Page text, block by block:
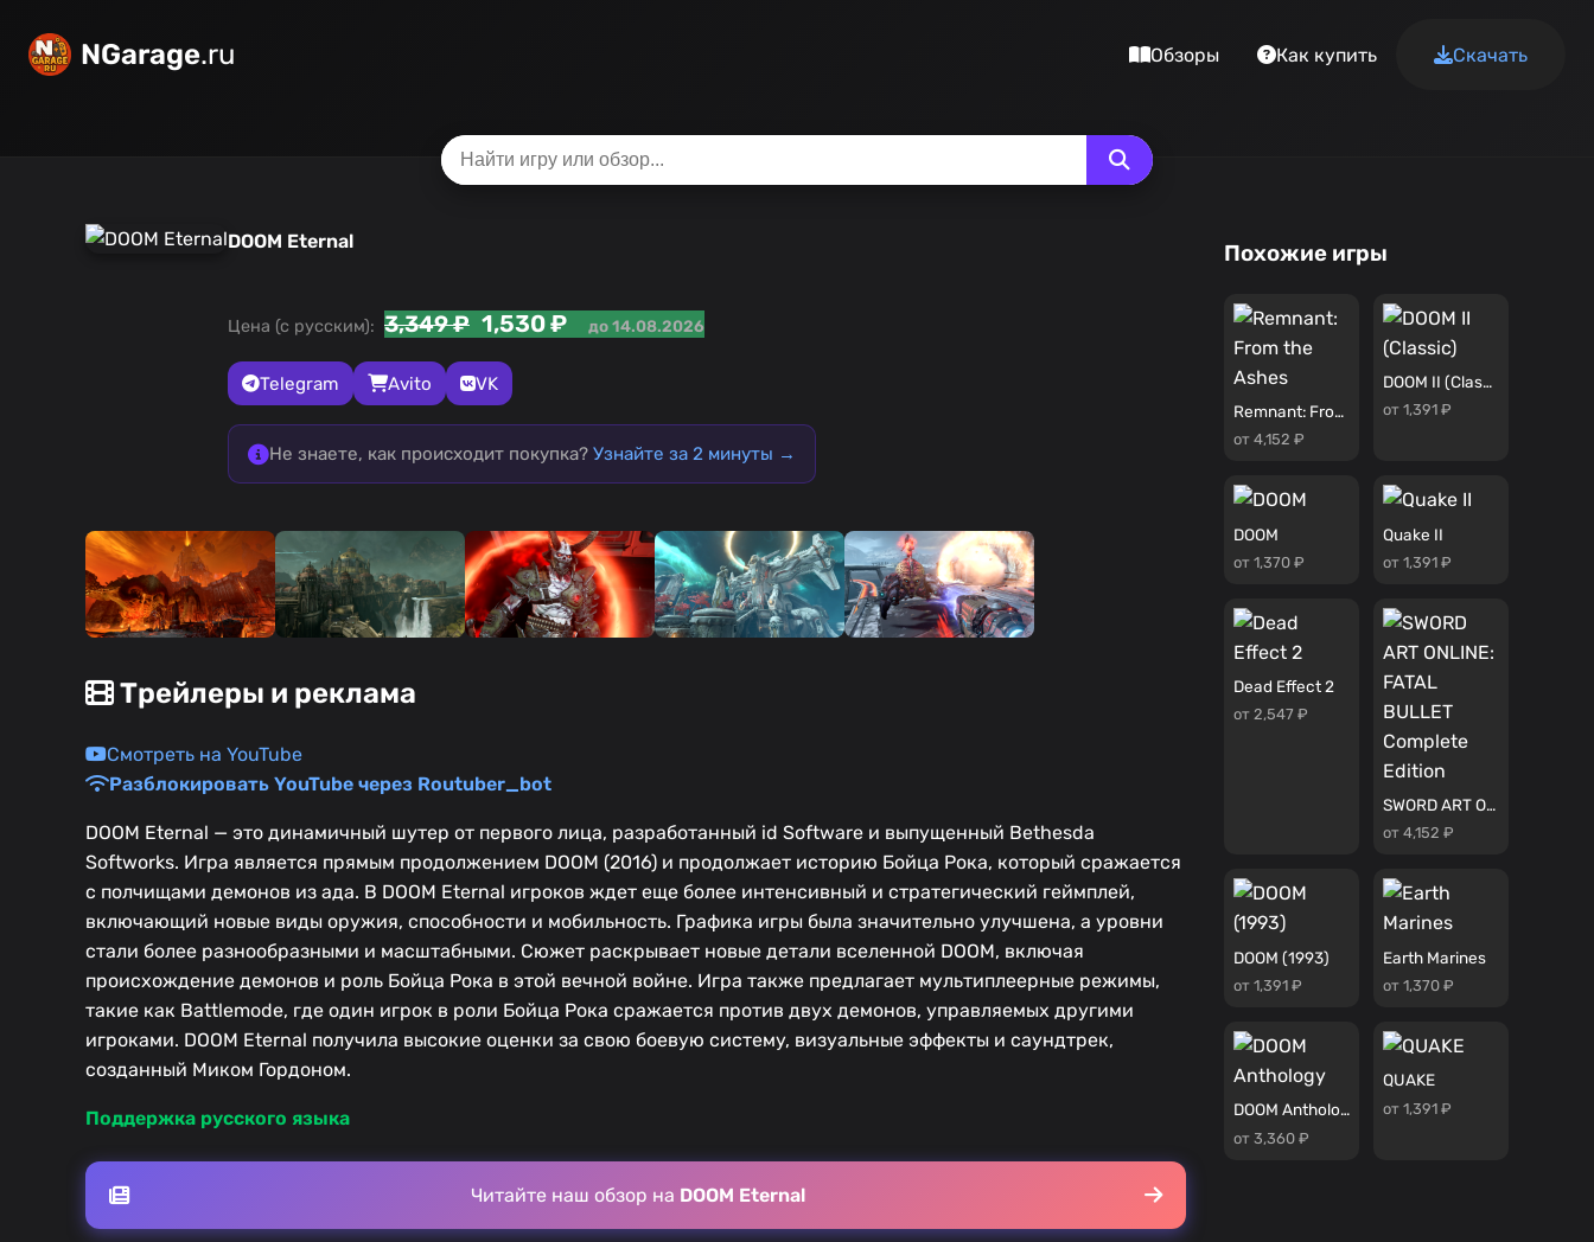
NGarage.ru Обзоры Как купить Скачать
DOOM Eternal
Цена (с русским): 3,349 ₽ 1,530 ₽ до 14.08.2026
Telegram Avito VK
Не знаете, как происходит покупка? Узнайте за 2 минуты →
Трейлеры и реклама
Смотреть на YouTube
Разблокировать YouTube через Routuber_bot
DOOM Eternal — это динамичный шутер от первого лица, разработанный id Software и выпущенный Bethesda
Softworks. Игра является прямым продолжением DOOM (2016) и продолжает историю Бойца Рока, который сражается
с полчищами демонов из ада. В DOOM Eternal игроков ждет еще более интенсивный и стратегический геймплей,
включающий новые виды оружия, способности и мобильность. Графика игры была значительно улучшена, а уровни
стали более разнообразными и масштабными. Сюжет раскрывает новые детали вселенной DOOM, включая
происхождение демонов и роль Бойца Рока в этой вечной войне. Игра также предлагает мультиплеерные режимы,
такие как Battlemode, где один игрок в роли Бойца Рока сражается против двух демонов, управляемых другими
игроками. DOOM Eternal получила высокие оценки за свою боевую систему, визуальные эффекты и саундтрек,
созданный Миком Гордоном.
Поддержка русского языка
Читайте наш обзор на DOOM Eternal
Похожие игры
Remnant: From the Ashes
от 4,152 ₽
DOOM II (Classic)
от 1,391 ₽
DOOM
от 1,370 ₽
Quake II
от 1,391 ₽
Dead Effect 2
от 2,547 ₽
SWORD ART ONLINE: FATAL BULLET Complete Edition
от 4,152 ₽
DOOM (1993)
от 1,391 ₽
Earth Marines
от 1,370 ₽
DOOM Anthology
от 3,360 ₽
QUAKE
от 1,391 ₽